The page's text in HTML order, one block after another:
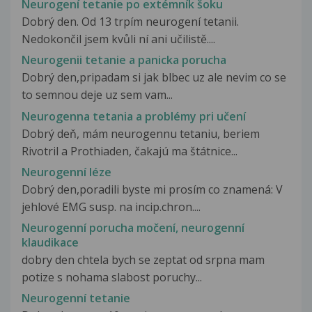
Neurogení tetanie po extémník šoku
Dobrý den. Od 13 trpím neurogení tetanii.
Nedokončil jsem kvůli ní ani učilistě....
Neurogenii tetanie a panicka porucha
Dobrý den,pripadam si jak blbec uz ale nevim co se
to semnou deje uz sem vam...
Neurogenna tetania a problémy pri učení
Dobrý deň, mám neurogennu tetaniu, beriem
Rivotril a Prothiaden, čakajú ma štátnice...
Neurogenní léze
Dobrý den,poradili byste mi prosím co znamená: V
jehlové EMG susp. na incip.chron....
Neurogenní porucha močení, neurogenní
klaudikace
dobry den chtela bych se zeptat od srpna mam
potize s nohama slabost poruchy...
Neurogenní tetanie